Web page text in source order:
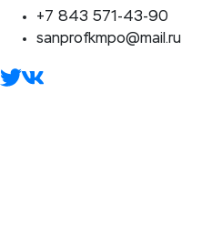
+7 843 571-43-90
sanprofkmpo@mail.ru